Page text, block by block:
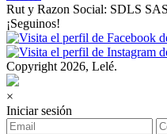
Rut y Razon Social: SDLS
¡Seguinos!
Copyright 2026, Lelé.
×
Iniciar sesión